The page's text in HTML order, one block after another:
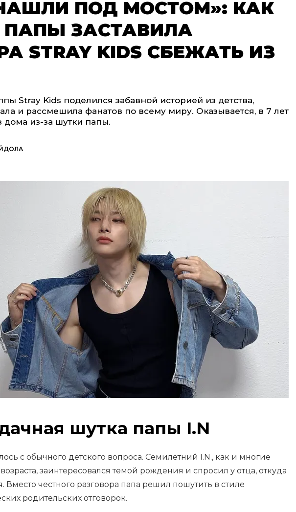
ПОД МОСТОМ»: КАК
ЗАСТАВИЛА
STRAY KIDS СБЕЖАТЬ ИЗ
Stray Kids поделился забавной историей из детства,
и рассмешила фанатов по всему миру. Оказывается, в 7 лет
дома из-за шутки папы.
шутка папы I.N
с обычного детского вопроса. Семилетний I.N., как и многие
заинтересовался темой рождения и спросил у отца, откуда
Вместо честного разговора папа решил пошутить в стиле
родительских отговорок.